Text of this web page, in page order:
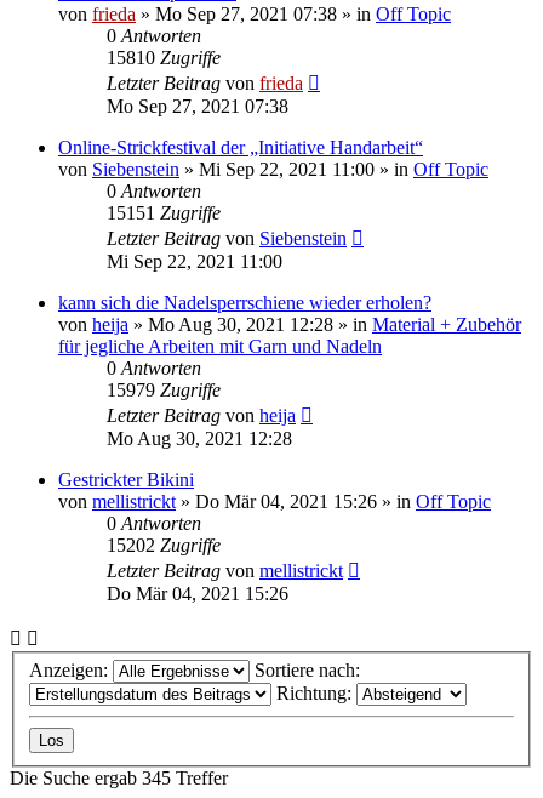
von frieda » Mo Sep 27, 2021 07:38 » in Off Topic
0 Antworten
15810 Zugriffe
Letzter Beitrag von frieda
Mo Sep 27, 2021 07:38
Online-Strickfestival der „Initiative Handarbeit“
von Siebenstein » Mi Sep 22, 2021 11:00 » in Off Topic
0 Antworten
15151 Zugriffe
Letzter Beitrag von Siebenstein
Mi Sep 22, 2021 11:00
kann sich die Nadelsperrschiene wieder erholen?
von heija » Mo Aug 30, 2021 12:28 » in Material + Zubehör
für jegliche Arbeiten mit Garn und Nadeln
0 Antworten
15979 Zugriffe
Letzter Beitrag von heija
Mo Aug 30, 2021 12:28
Gestrickter Bikini
von mellistrickt » Do Mär 04, 2021 15:26 » in Off Topic
0 Antworten
15202 Zugriffe
Letzter Beitrag von mellistrickt
Do Mär 04, 2021 15:26
Anzeigen:
Sortiere nach:
Richtung:
Die Suche ergab 345 Treffer